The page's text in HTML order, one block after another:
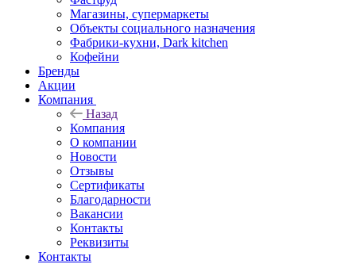
Магазины, супермаркеты
Объекты социального назначения
Фабрики-кухни, Dark kitchen
Кофейни
Бренды
Акции
Компания
Назад
Компания
О компании
Новости
Отзывы
Сертификаты
Благодарности
Вакансии
Контакты
Реквизиты
Контакты